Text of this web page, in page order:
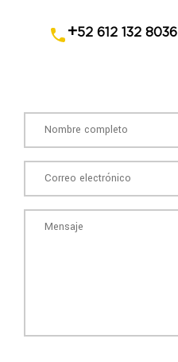
+52 612 132 8036